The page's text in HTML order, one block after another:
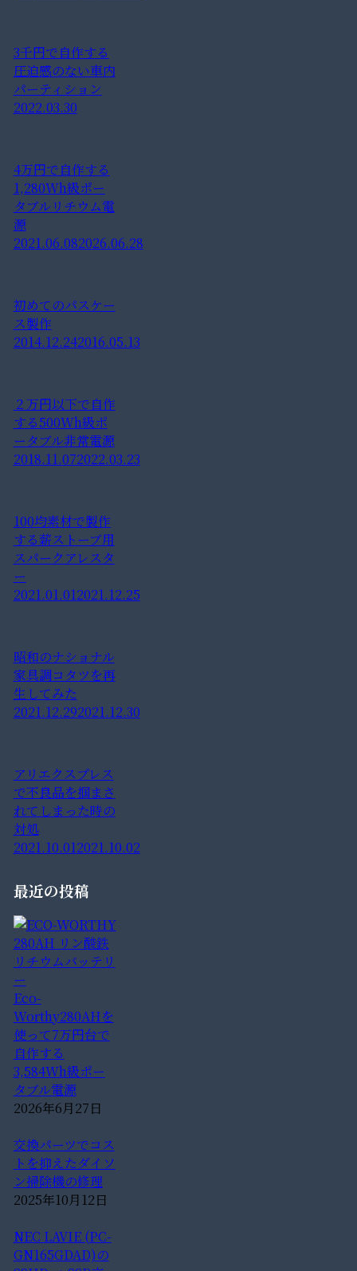
3千円で自作する
圧迫感のない車内
パーティション
2022.03.30
4万円で自作する
1,280Wh級ポー
タブルリチウム電
源
2021.06.082026.06.28
初めてのパスケー
ス製作
2014.12.242016.05.13
２万円以下で自作
する500Wh級ポ
ータブル非常電源
2018.11.072022.03.23
100均素材で製作
する薪ストーブ用
スパークアレスタ
ー
2021.01.012021.12.25
昭和のナショナル
家具調コタツを再
生してみた
2021.12.292021.12.30
アリエクスプレス
で不良品を掴まさ
れてしまった時の
対処
2021.10.012021.10.02
最近の投稿
Eco-
Worthy280AHを
使って7万円台で
自作する
3,584Wh級ポー
タブル電源
2026年6月27日
交換パーツでコス
トを抑えたダイソ
ン掃除機の修理
2025年10月12日
NEC LAVIE (PC-
GN165GDAD)の